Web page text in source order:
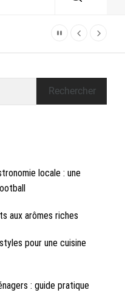
locale : une
aux arômes riches
pour une cuisine
: guide pratique